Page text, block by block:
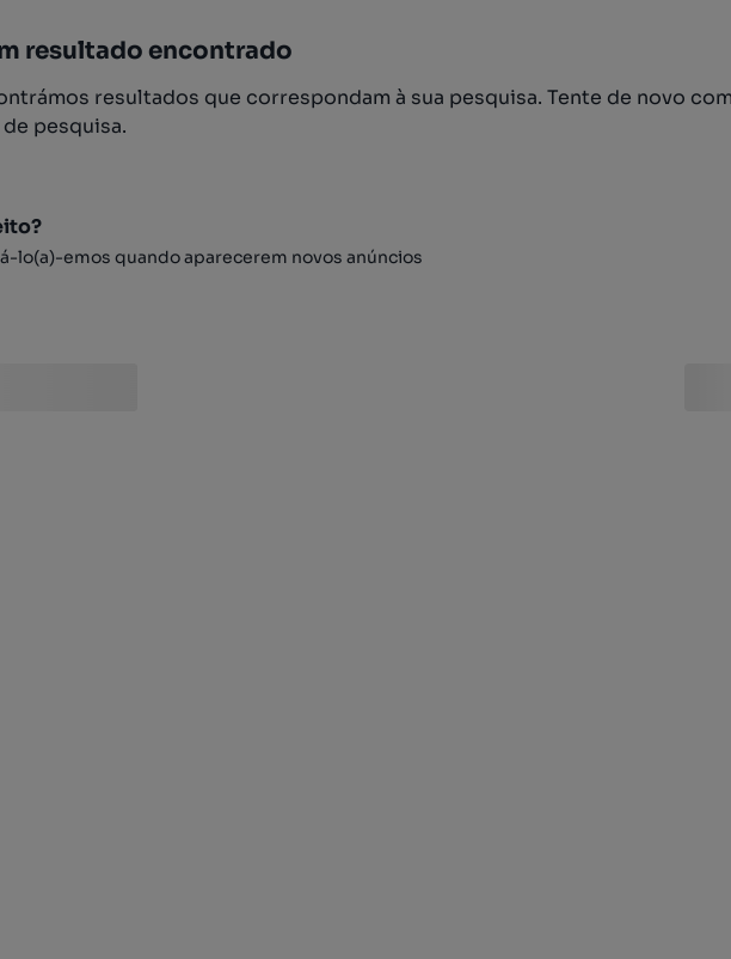
resultado encontrado
resultados que correspondam à sua pesquisa. Tente de novo
pesquisa.
lo(a)-emos quando aparecerem novos anúncios